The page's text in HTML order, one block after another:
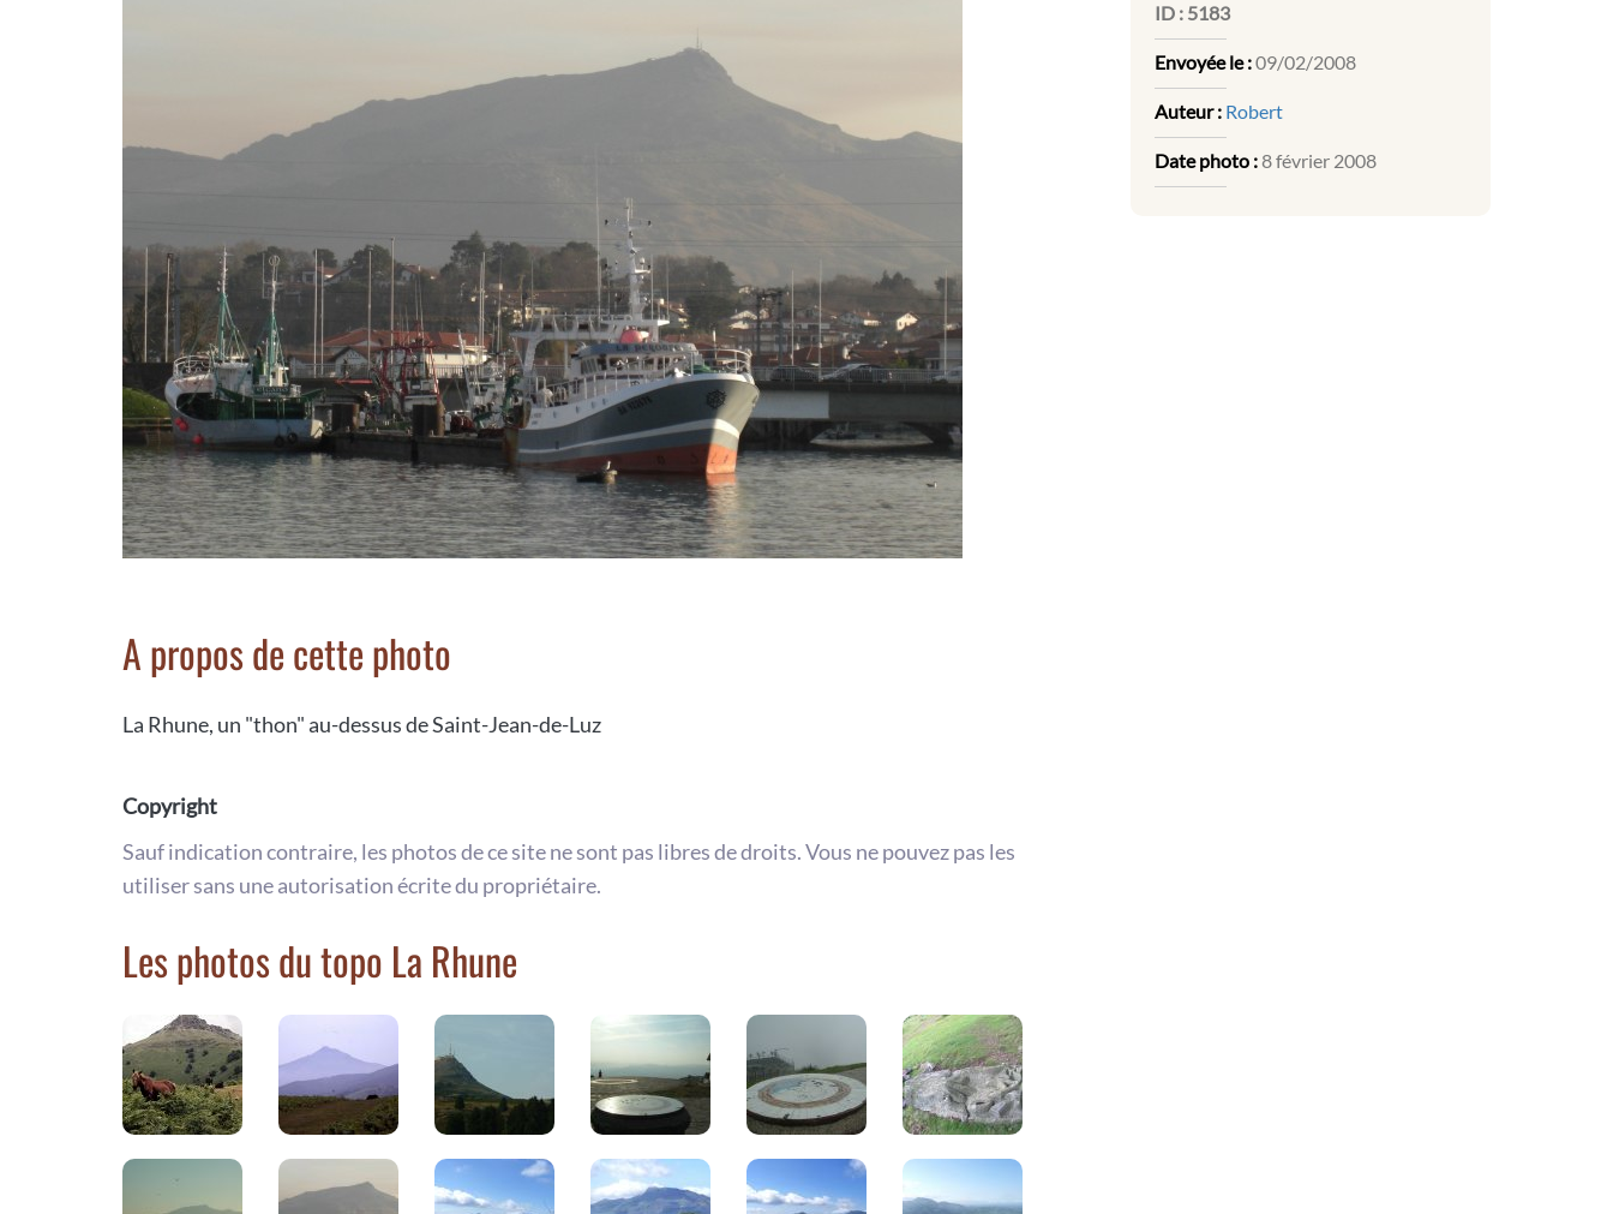
A propos de cette photo
La Rhune, un "thon" au-dessus de Saint-Jean-de-Luz
Copyright
Sauf indication contraire, les photos de ce site ne sont pas libres de droits. Vous ne pouvez pas les
utiliser sans une autorisation écrite du propriétaire.
Les photos du topo La Rhune
ID : 5183
Envoyée le :09/02/2008
Auteur : Robert
Date photo :8 février 2008